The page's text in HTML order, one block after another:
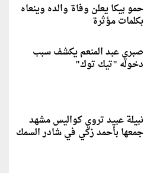
حمو بيكا يعلن وفاة والده وينعاه
بكلمات مؤثرة
صبري عبد المنعم يكشف سبب
دخوله "تيك توك"
نبيلة عبيد تروي كواليس مشهد
جمعها بأحمد زكي في شادر السمك